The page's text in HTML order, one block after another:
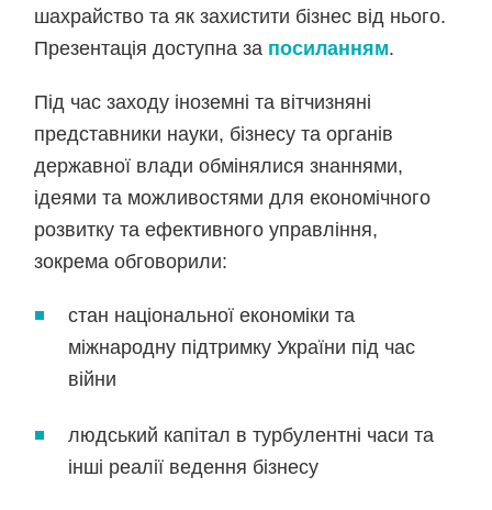
шахрайство та як захистити бізнес від нього.
Презентація доступна за посиланням.
Під час заходу іноземні та вітчизняні
представники науки, бізнесу та органів
державної влади обмінялися знаннями,
ідеями та можливостями для економічного
розвитку та ефективного управління,
зокрема обговорили:
стан національної економіки та
міжнародну підтримку України під час
війни
людський капітал в турбулентні часи та
інші реалії ведення бізнесу